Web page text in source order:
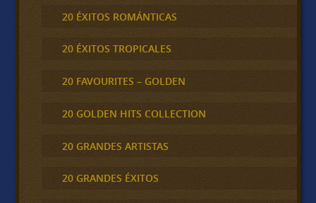
20 ÉXITOS ROMÁNTICAS
20 ÉXITOS TROPICALES
20 FAVOURITES – GOLDEN
20 GOLDEN HITS COLLECTION
20 GRANDES ARTISTAS
20 GRANDES ÉXITOS